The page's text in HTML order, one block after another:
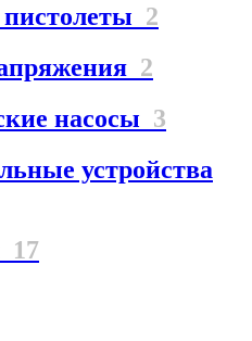
2
2
насосы 3
устройства
17